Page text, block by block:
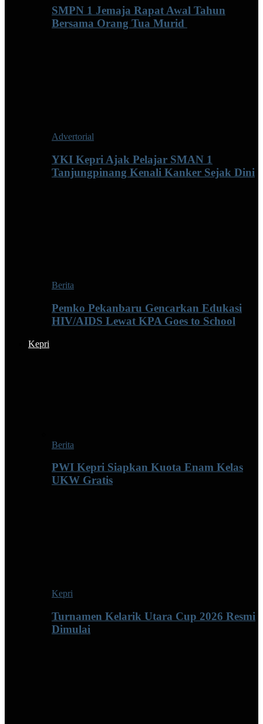
SMPN 1 Jemaja Rapat Awal Tahun
Bersama Orang Tua Murid ‎
Advertorial
YKI Kepri Ajak Pelajar SMAN 1
Tanjungpinang Kenali Kanker Sejak Dini
Berita
Pemko Pekanbaru Gencarkan Edukasi
HIV/AIDS Lewat KPA Goes to School
Kepri
Berita
PWI Kepri Siapkan Kuota Enam Kelas
UKW Gratis
Kepri
Turnamen Kelarik Utara Cup 2026 Resmi
Dimulai